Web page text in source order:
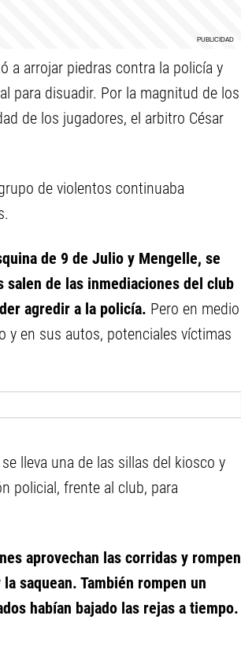
a arrojar piedras contra la policía y
para disuadir. Por la magnitud de los
de los jugadores, el arbitro César
de violentos continuaba
de 9 de Julio y Mengelle, se
de las inmediaciones del club
agredir a la policía. Pero en medio
y en sus autos, potenciales víctimas
lleva una de las sillas del kiosco y
policial, frente al club, para
aprovechan las corridas y rompen
saquean. También rompen un
habían bajado las rejas a tiempo.